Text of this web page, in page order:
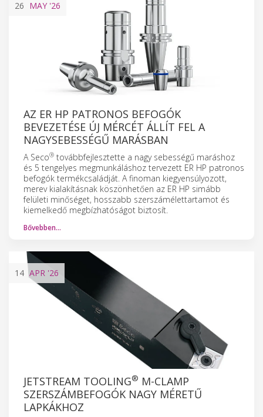
26 MAY '26
AZ ER HP PATRONOS BEFOGÓK
BEVEZETÉSE ÚJ MÉRCÉT ÁLLÍT FEL A
NAGYSEBESSÉGŰ MARÁSBAN
A Seco® továbbfejlesztette a nagy sebességű maráshoz
és 5 tengelyes megmunkáláshoz tervezett ER HP patronos
befogók termékcsaládját. A finoman kiegyensúlyozott,
merev kialakításnak köszönhetően az ER HP simább
felületi minőséget, hosszabb szerszámélettartamot és
kiemelkedő megbízhatóságot biztosít.
Bővebben…
14 APR '26
JETSTREAM TOOLING® M-CLAMP
SZERSZÁMBEFOGÓK NAGY MÉRETŰ
LAPKÁKHOZ